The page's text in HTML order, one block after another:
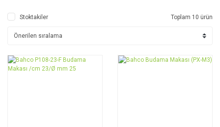
Stoktakiler Toplam 10 ürün